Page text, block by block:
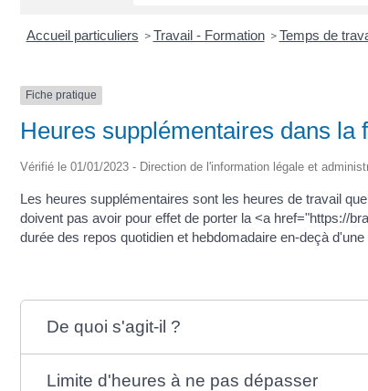
Accueil particuliers > Travail - Formation > Temps de
Fiche pratique
Heures supplémentaires dans
Vérifié le 01/01/2023 - Direction de l'information légale et
Les heures supplémentaires sont les heures de travail
doivent pas avoir pour effet de porter la <a href="https://
durée des repos quotidien et hebdomadaire en-deçà
De quoi s'agit-il ?
Limite d'heures à ne pas dépasser